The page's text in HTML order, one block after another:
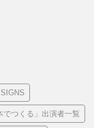
でつくる」出演者一覧